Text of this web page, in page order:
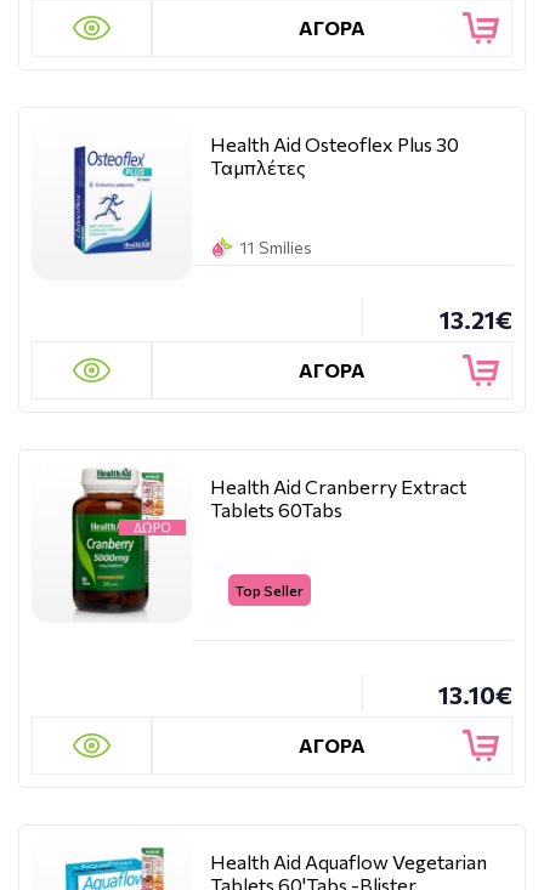
ΑΓΟΡΑ
Health Aid Osteoflex Plus 30
Ταμπλέτες
11 Smilies
13.21€
ΑΓΟΡΑ
Health Aid Cranberry Extract
Tablets 60Tabs
Top Seller
13.10€
ΑΓΟΡΑ
Health Aid Aquaflow Vegetarian
Tablets 60'Tabs -Blister